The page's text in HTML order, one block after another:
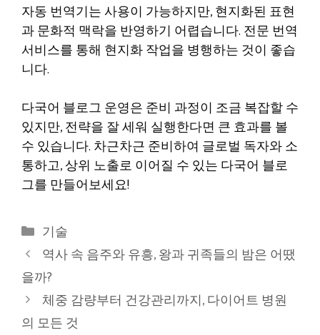
자동 번역기는 사용이 가능하지만, 현지화된 표현
과 문화적 맥락을 반영하기 어렵습니다. 전문 번역
서비스를 통해 현지화 작업을 병행하는 것이 좋습
니다.
다국어 블로그 운영은 준비 과정이 조금 복잡할 수
있지만, 전략을 잘 세워 실행한다면 큰 효과를 볼
수 있습니다. 차근차근 준비하여 글로벌 독자와 소
통하고, 상위 노출로 이어질 수 있는 다국어 블로
그를 만들어보세요!
카
테
고
리
기술
역사 속 음주와 유흥, 왕과 귀족들의 밤은 어땠
을까?
체중 감량부터 건강관리까지, 다이어트 병원
의 모든 것